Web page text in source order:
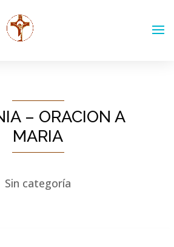
– ORACION A
MARIA
Sin categoría